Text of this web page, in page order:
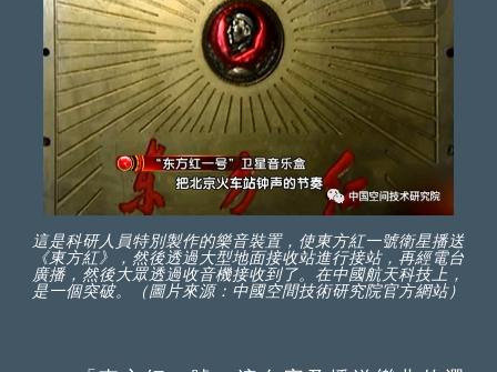
這是科研人員特別製作的樂音裝置，使東方紅一號衛星播送
《東方紅》，然後透過大型地面接收站進行接站，再經電台
廣播，然後大眾透過收音機接收到了。在中國航天科技上，
是一個突破。（圖片來源：中國空間技術研究院官方網站）